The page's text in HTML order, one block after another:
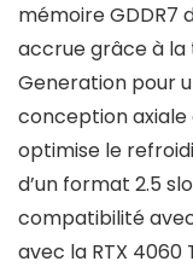
mémoire GDDR7
accrue grâce à la
Generation pour
conception
optimise le
d’un format 2.5
compatibilité
avec la RTX 4060